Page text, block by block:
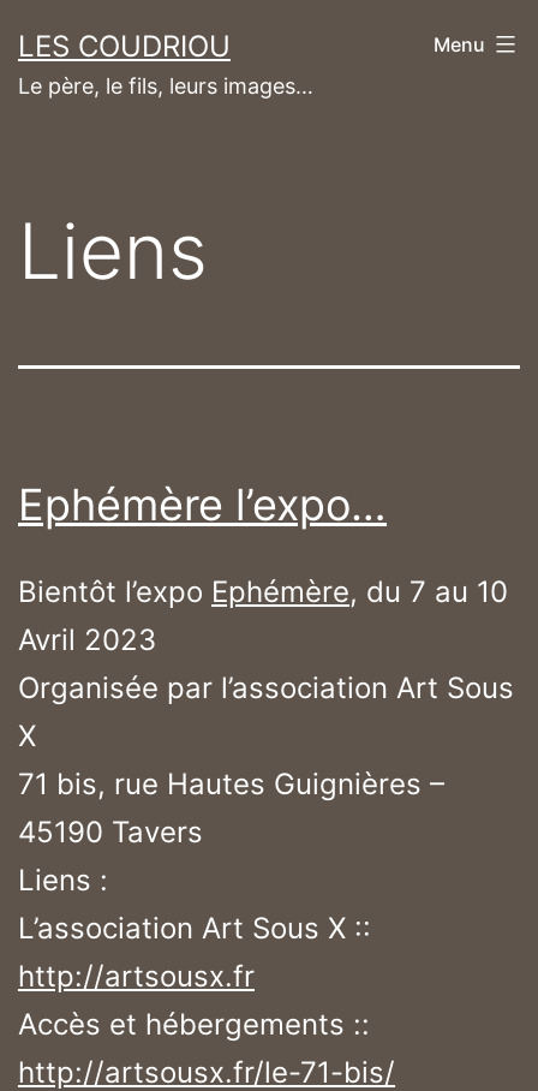
au
contenu
LES COUDRIOU
Le père, le fils, leurs images…
Menu
Liens
Ephémère l’expo…
Bientôt l’expo Ephémère, du 7 au 10
Avril 2023
Organisée par l’association Art Sous
X
71 bis, rue Hautes Guignières –
45190 Tavers
Liens :
L’association Art Sous X ::
http://artsousx.fr
Accès et hébergements ::
http://artsousx.fr/le-71-bis/